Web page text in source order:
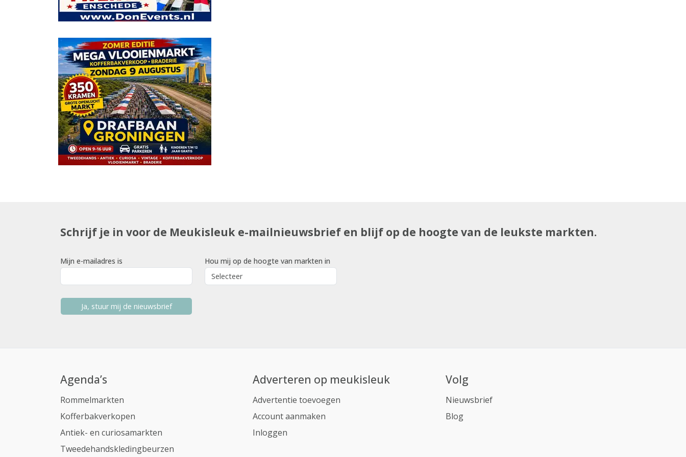
Schrijf je in voor de Meukisleuk e-mailnieuwsbrief en blijf op de hoogte van de leukste markten.
Mijn e-mailadres is Hou mij op de hoogte van markten in
Ja, stuur mij de nieuwsbrief
Agenda’s
Rommelmarkten
Kofferbakverkopen
Antiek- en curiosamarkten
Tweedehandskledingbeurzen
Adverteren op meukisleuk
Advertentie toevoegen
Account aanmaken
Inloggen
Volg
Nieuwsbrief
Blog